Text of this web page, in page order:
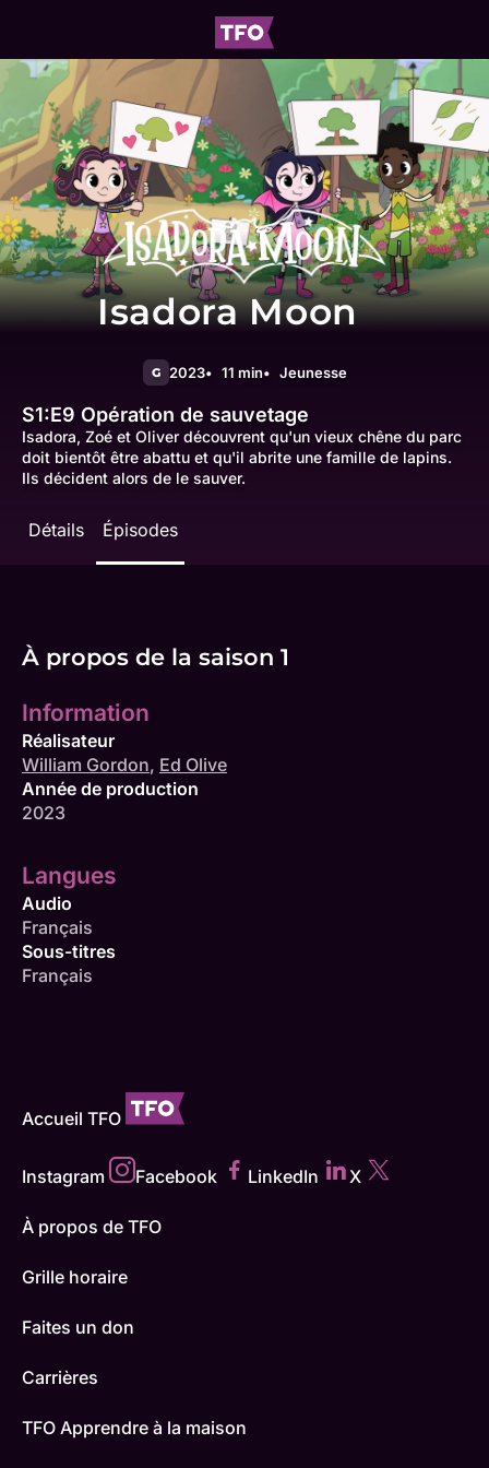
Isadora Moon
G 2023 11 min Jeunesse
S1:E9 Opération de sauvetage
Isadora, Zoé et Oliver découvrent qu'un vieux chêne du parc
doit bientôt être abattu et qu'il abrite une famille de lapins.
Ils décident alors de le sauver.
Détails Épisodes
À propos de la saison 1
Information
Réalisateur
William Gordon, Ed Olive
Année de production
2023
Langues
Audio
Français
Sous-titres
Français
Accueil TFO
Instagram Facebook LinkedIn X
À propos de TFO
Grille horaire
Faites un don
Carrières
TFO Apprendre à la maison